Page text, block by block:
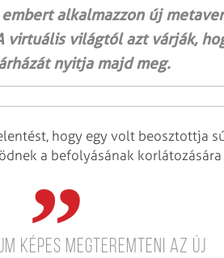
alkalmazzon új
virtuális világtól azt várják,
nyitja majd meg.
hogy egy volt beosztottja
a befolyásának
képes megteremteni az új